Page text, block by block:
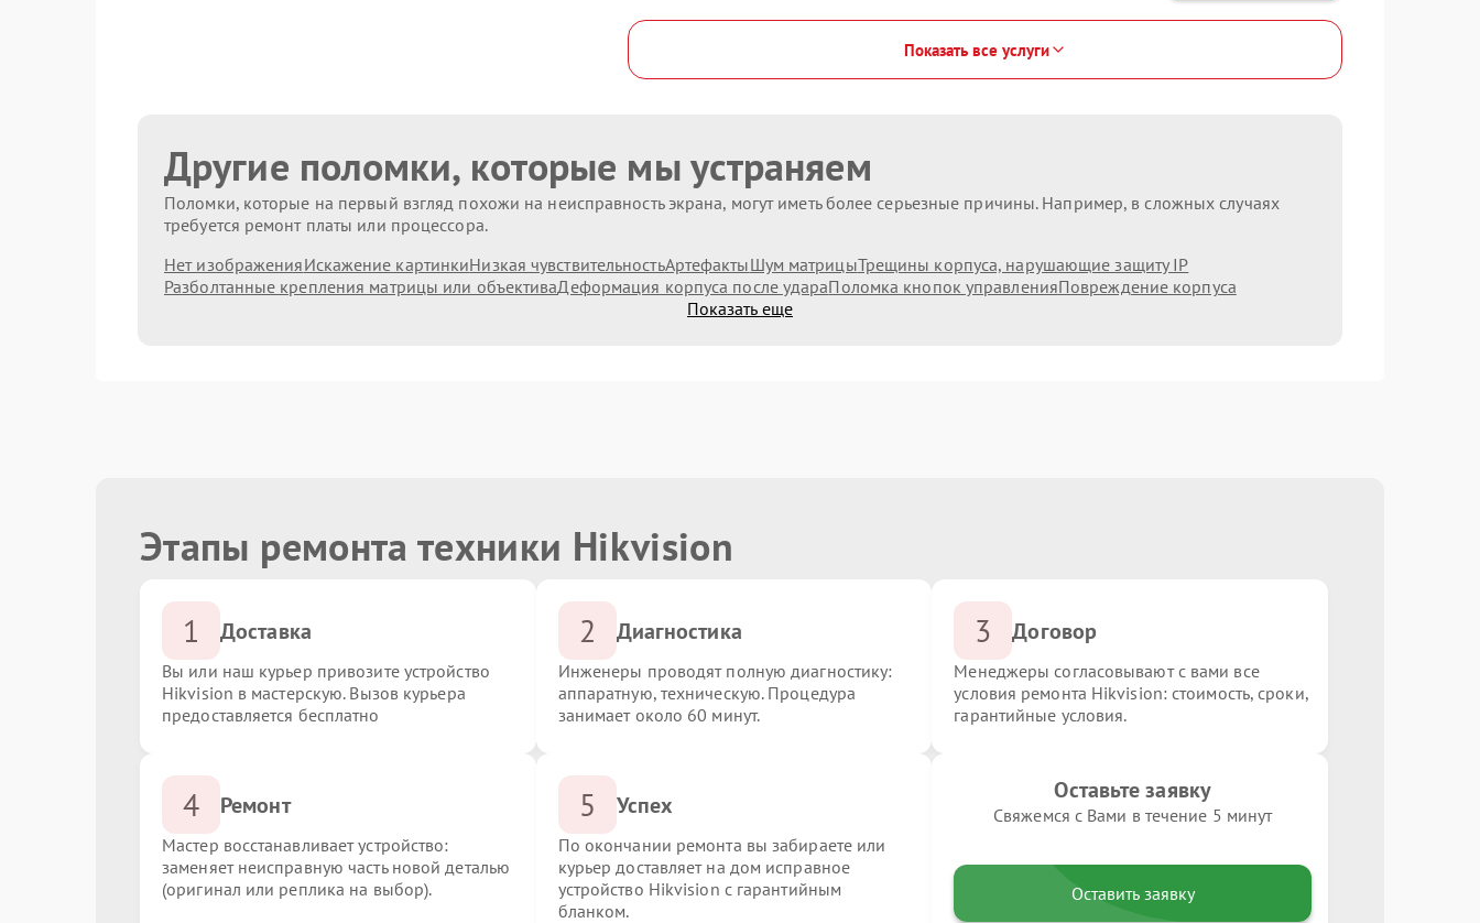
Показать все услуги
Другие поломки, которые мы устраняем
Поломки, которые на первый взгляд похожи на неисправность экрана, могут иметь более серьезные причины. Например, в сложных случаях
требуется ремонт платы или процессора.
Нет изображенияИскажение картинкиНизкая чувствительностьАртефактыШум матрицыТрещины корпуса, нарушающие защиту IP
Разболтанные крепления матрицы или объективаДеформация корпуса после удараПоломка кнопок управленияПовреждение корпуса
Показать еще
Этапы ремонта техники Hikvision
1 Доставка
Вы или наш курьер привозите устройство
Hikvision в мастерскую. Вызов курьера
предоставляется бесплатно
2 Диагностика
Инженеры проводят полную диагностику:
аппаратную, техническую. Процедура
занимает около 60 минут.
3 Договор
Менеджеры согласовывают с вами все
условия ремонта Hikvision: стоимость, сроки,
гарантийные условия.
4 Ремонт
Мастер восстанавливает устройство:
заменяет неисправную часть новой деталью
(оригинал или реплика на выбор).
5 Успех
По окончании ремонта вы забираете или
курьер доставляет на дом исправное
устройство Hikvision с гарантийным
бланком.
Оставьте заявку
Свяжемся с Вами в течение 5 минут
Оставить заявку